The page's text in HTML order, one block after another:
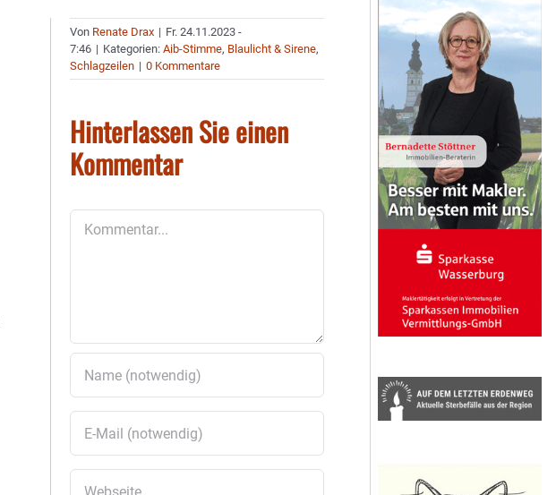
Von Renate Drax | Fr. 24.11.2023 -
7:46 | Kategorien:Aib-Stimme, Blaulicht & Sirene,
Schlagzeilen | 0 Kommentare
Hinterlassen Sie einen
Kommentar